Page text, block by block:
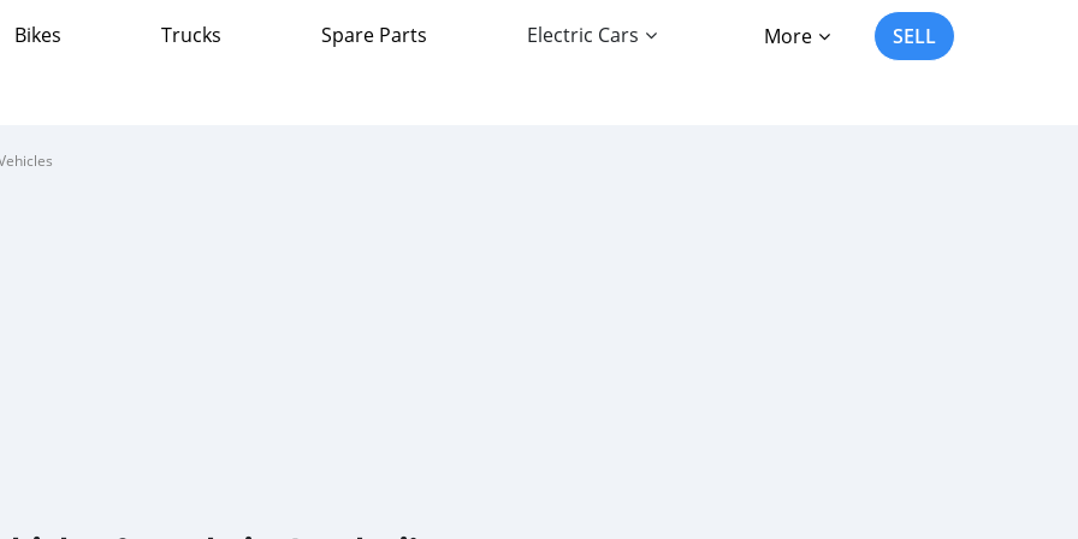
Bikes Trucks Spare Parts Electric Cars More SELL